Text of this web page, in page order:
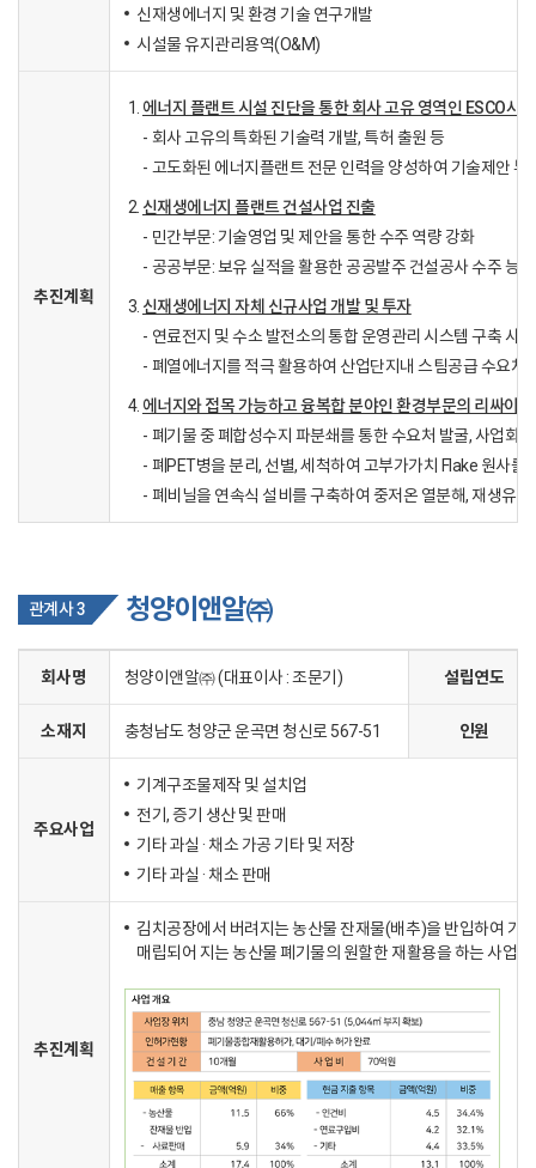
신재생에너지 및 환경 기술 연구개발
시설물 유지관리용역(O&M)
추진계획
에너지 플랜트 시설 진단을 통한 회사 고유 영역인 ESCO사
회사 고유의 특화된 기술력 개발, 특허 출원 등
고도화된 에너지플랜트 전문 인력을 양성하여 기술제안 부
신재생에너지 플랜트 건설사업 진출
민간부문: 기술영업 및 제안을 통한 수주 역량 강화
공공부문: 보유 실적을 활용한 공공발주 건설공사 수주 능
신재생에너지 자체 신규사업 개발 및 투자
연료전지 및 수소 발전소의 통합 운영관리 시스템 구축 사업
폐열에너지를 적극 활용하여 산업단지내 스팀공급 수요처
에너지와 접목 가능하고 융복합 분야인 환경부문의 리싸이
폐기물 중 폐합성수지 파분쇄를 통한 수요처 발굴, 사업화
폐PET병을 분리, 선별, 세척하여 고부가가치 Flake 원사를
폐비닐을 연속식 설비를 구축하여 중저온 열분해, 재생유
관계사 3 청양이앤알㈜
회사명 청양이앤알㈜ (대표이사 : 조문기) 설립연도
소재지 충청남도 청양군 운곡면 청신로 567-51 인원
주요사업
기계구조물제작 및 설치업
전기, 증기 생산 및 판매
기타 과실 · 채소 가공 기타 및 저장
기타 과실 · 채소 판매
추진계획
김치공장에서 버려지는 농산물 잔재물(배추)을 반입하여 가
매립되어 지는 농산물 폐기물의 원할한 재활용을 하는 사업